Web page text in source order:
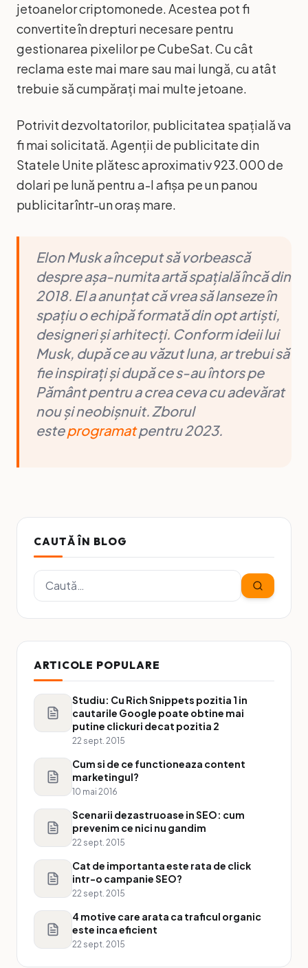
jetoanelor criptomonede. Acestea pot fi
convertite în drepturi necesare pentru
gestionarea pixelilor pe CubeSat. Cu cât
reclama este mai mare sau mai lungă, cu atât
trebuie să cumpărați mai multe jetoane.
Potrivit dezvoltatorilor, publicitatea spațială va
fi mai solicitată. Agenții de publicitate din
Statele Unite plătesc aproximativ 923.000 de
dolari pe lună pentru a-l afișa pe un panou
publicitar într-un oraș mare.
Elon Musk a început să vorbească
despre așa-numita artă spațială încă din
2018. El a anunțat că vrea să lanseze în
spațiu o echipă formată din opt artiști,
designeri și arhitecți. Conform ideii lui
Musk, după ce au văzut luna, ar trebui să
fie inspirați și după ce s-au întors pe
Pământ pentru a crea ceva cu adevărat
nou și neobișnuit. Zborul
esteprogramatpentru 2023.
CAUTĂ ÎN BLOG
ARTICOLE POPULARE
Studiu: Cu Rich Snippets pozitia 1 in
cautarile Google poate obtine mai
putine clickuri decat pozitia 2
22 sept. 2015
Cum si de ce functioneaza content
marketingul?
10 mai 2016
Scenarii dezastruoase in SEO: cum
prevenim ce nici nu gandim
22 sept. 2015
Cat de importanta este rata de click
intr-o campanie SEO?
22 sept. 2015
4 motive care arata ca traficul organic
este inca eficient
22 sept. 2015